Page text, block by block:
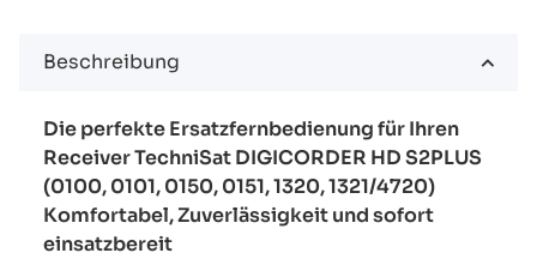
Beschreibung
Die perfekte Ersatzfernbedienung für Ihren
Receiver TechniSat DIGICORDER HD S2PLUS
(0100, 0101, 0150, 0151, 1320, 1321/4720)
Komfortabel, Zuverlässigkeit und sofort
einsatzbereit